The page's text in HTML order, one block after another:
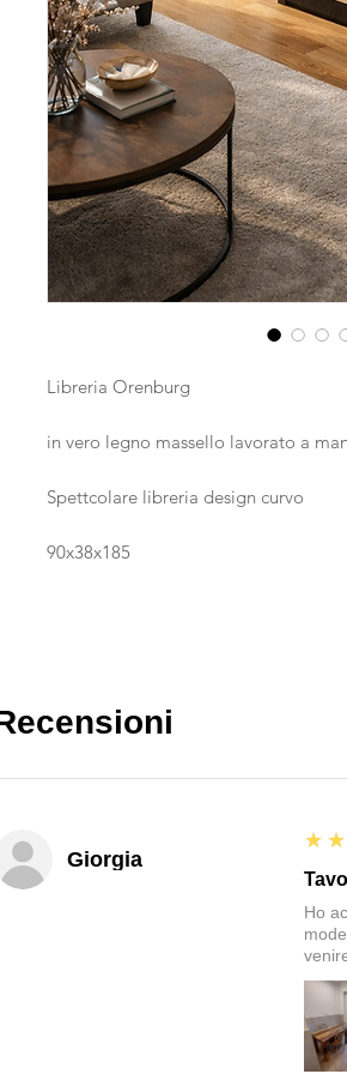
Libreria Orenburg
in vero legno massello lavorato a
Spettcolare libreria design curvo
90x38x185
Giorgia
5
Ho